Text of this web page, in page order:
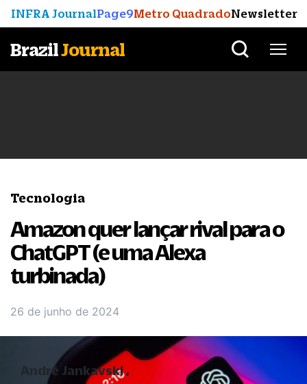
INFRA JournalPage9Metro QuadradoNewsletter
BrazilJournal
Tecnologia
Amazon quer lançar rival para o
ChatGPT (e uma Alexa
turbinada)
26 de junho de 2024
André Jankavski